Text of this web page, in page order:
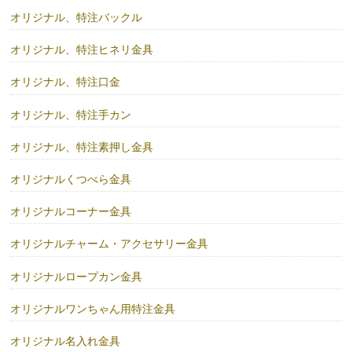
オリジナル、特注バックル
オリジナル、特注ヒネリ金具
オリジナル、特注口金
オリジナル、特注手カン
オリジナル、特注素押し金具
オリジナルくつべら金具
オリジナルコーナー金具
オリジナルチャーム・アクセサリー金具
オリジナルロープカン金具
オリジナルワンちゃん用特注金具
オリジナル名入れ金具